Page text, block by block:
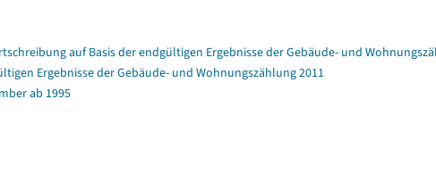
auf Basis der endgültigen Ergebnisse der Gebäude- und
Ergebnisse der Gebäude- und Wohnungszählung 2011
ab 1995